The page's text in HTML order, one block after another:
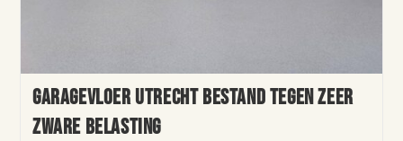
Garagevloer Utrecht bestand tegen zeer
zware belasting